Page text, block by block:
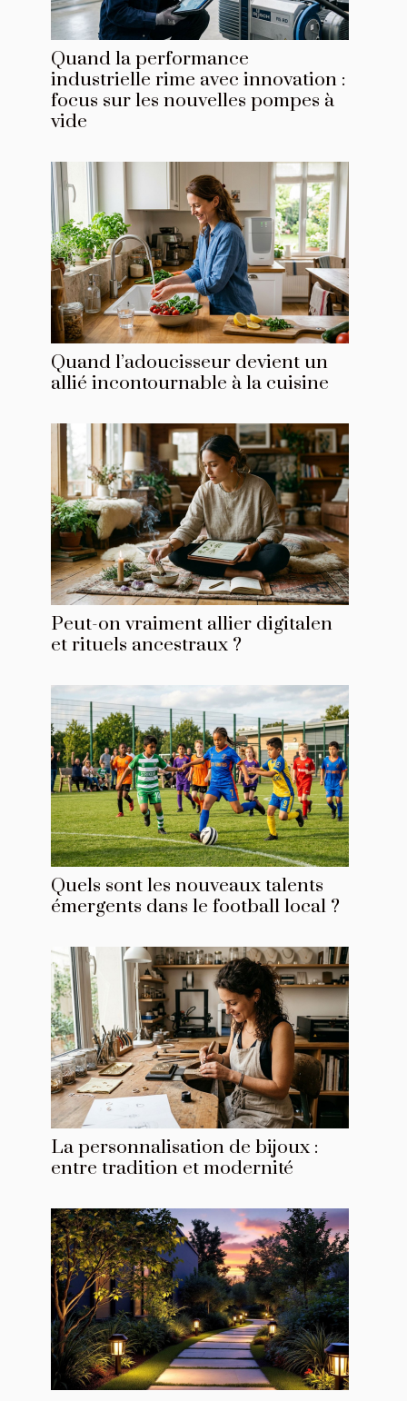
Quand la performance
industrielle rime avec innovation :
focus sur les nouvelles pompes à
vide
Quand l’adoucisseur devient un
allié incontournable à la cuisine
Peut-on vraiment allier digitalen
et rituels ancestraux ?
Quels sont les nouveaux talents
émergents dans le football local ?
La personnalisation de bijoux :
entre tradition et modernité